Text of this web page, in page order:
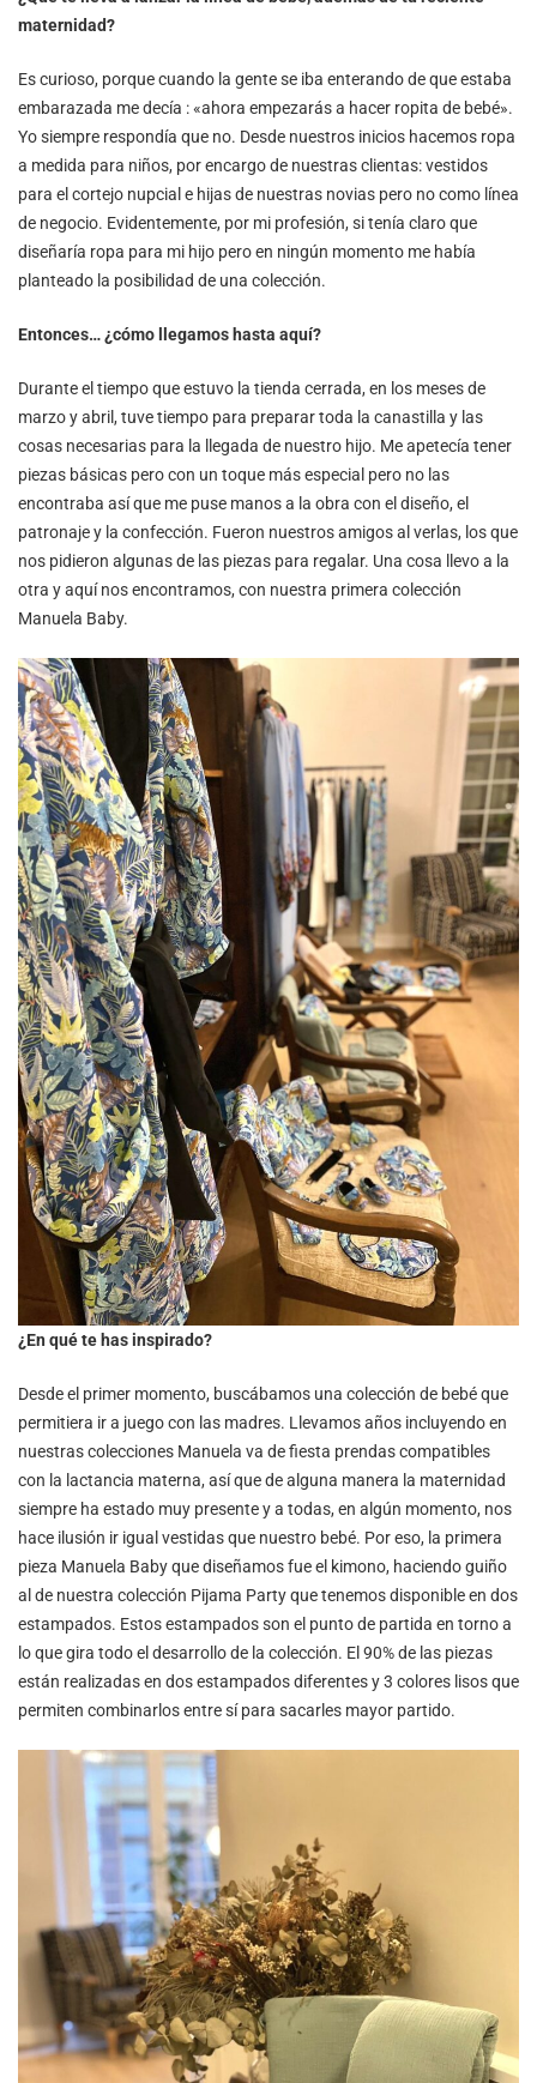
maternidad?
Es curioso, porque cuando la gente se iba enterando de que estaba
embarazada me decía : «ahora empezarás a hacer ropita de bebé».
Yo siempre respondía que no. Desde nuestros inicios hacemos ropa
a medida para niños, por encargo de nuestras clientas: vestidos
para el cortejo nupcial e hijas de nuestras novias pero no como línea
de negocio. Evidentemente, por mi profesión, si tenía claro que
diseñaría ropa para mi hijo pero en ningún momento me había
planteado la posibilidad de una colección.
Entonces… ¿cómo llegamos hasta aquí?
Durante el tiempo que estuvo la tienda cerrada, en los meses de
marzo y abril, tuve tiempo para preparar toda la canastilla y las
cosas necesarias para la llegada de nuestro hijo. Me apetecía tener
piezas básicas pero con un toque más especial pero no las
encontraba así que me puse manos a la obra con el diseño, el
patronaje y la confección. Fueron nuestros amigos al verlas, los que
nos pidieron algunas de las piezas para regalar. Una cosa llevo a la
otra y aquí nos encontramos, con nuestra primera colección
Manuela Baby.
¿En qué te has inspirado?
Desde el primer momento, buscábamos una colección de bebé que
permitiera ir a juego con las madres. Llevamos años incluyendo en
nuestras colecciones Manuela va de fiesta prendas compatibles
con la lactancia materna, así que de alguna manera la maternidad
siempre ha estado muy presente y a todas, en algún momento, nos
hace ilusión ir igual vestidas que nuestro bebé. Por eso, la primera
pieza Manuela Baby que diseñamos fue el kimono, haciendo guiño
al de nuestra colección Pijama Party que tenemos disponible en dos
estampados. Estos estampados son el punto de partida en torno a
lo que gira todo el desarrollo de la colección. El 90% de las piezas
están realizadas en dos estampados diferentes y 3 colores lisos que
permiten combinarlos entre sí para sacarles mayor partido.